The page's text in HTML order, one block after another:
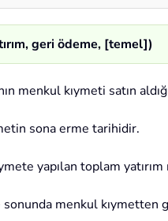
geri ödeme, [temel])
menkul kıymeti satın
sona erme tarihidir.
yapılan toplam yatırım
sonunda menkul kıymetten